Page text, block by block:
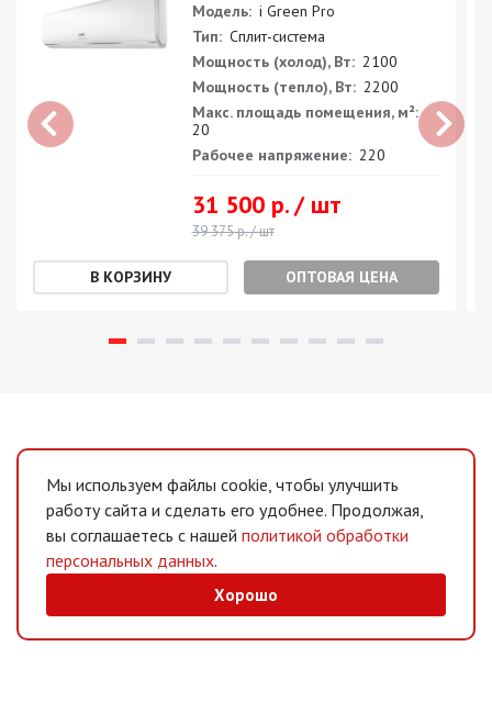
Модель: i Green Pro
Тип: Сплит-система
Мощность (холод), Вт: 2100
Мощность (тепло), Вт: 2200
Макс. площадь помещения, м²:
20
Рабочее напряжение: 220
31 500 р. / шт
39 375 р. / шт
ОПТОВАЯ ЦЕНА
Мы используем файлы cookie, чтобы улучшить
работу сайта и сделать его удобнее. Продолжая,
вы соглашаетесь с нашей политикой обработки
персональных данных.
Хорошо